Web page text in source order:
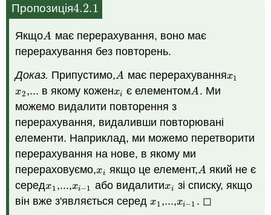
Пропозиція4.2.1
4.2.1
ЯкщоA
A має перерахування, воно має
перерахування без повторень.
Доказ. Припустимо,A
A має перерахуванняx1
x1
x2
x2,... в якому коженxi
xi є елементомA
A. Ми
можемо видалити повторення з
перерахування, видаливши повторювані
елементи. Наприклад, ми можемо перетворити
перерахування на нове, в якому ми
перераховуємо,xi
xi якщо це елемент,A
A який не є
середx1
x1 ,...,xi−1
xi−1 або видалитиxi
xi зі списку, якщо
він вже з'являється серед x1
x1 ,...,xi−1
xi−1 . ◻